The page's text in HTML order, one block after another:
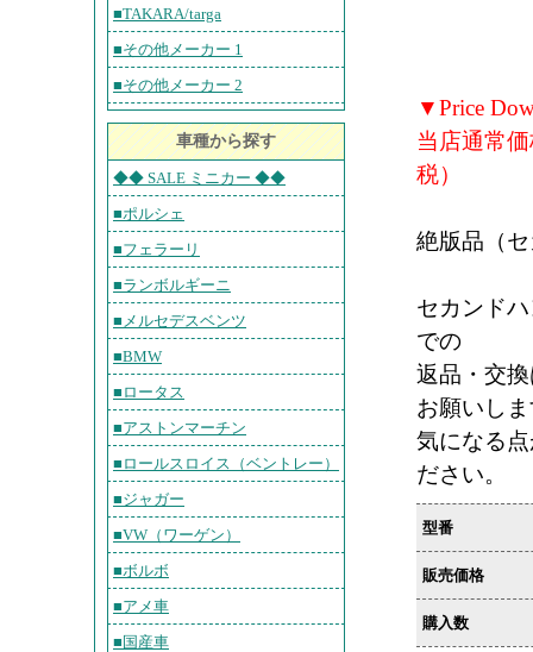
■TAKARA/targa
■その他メーカー 1
■その他メーカー 2
車種から探す
◆◆ SALE ミニカー ◆◆
■ポルシェ
■フェラーリ
■ランボルギーニ
■メルセデスベンツ
■BMW
■ロータス
■アストンマーチン
■ロールスロイス（ベントレー）
■ジャガー
■VW（ワーゲン）
■ボルボ
■アメ車
■国産車
▼Price
当店通常
税）
絶版品（
セカンド
での
返品・交
お願いし
気になる
ださい。
型番
販売価格
購入数